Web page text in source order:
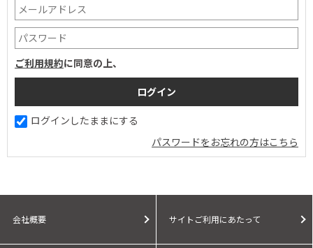
ご利用規約に同意の上、
ログインしたままにする
パスワードをお忘れの方はこちら
会社概要 サイトご利用にあたって